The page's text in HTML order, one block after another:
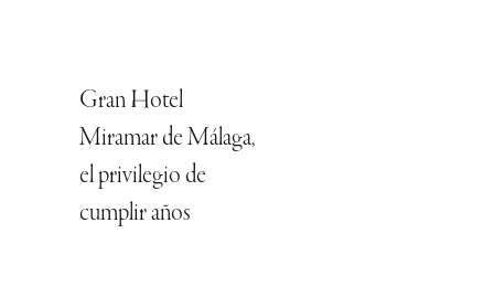
Gran Hotel
Miramar de Málaga,
el privilegio de
cumplir años